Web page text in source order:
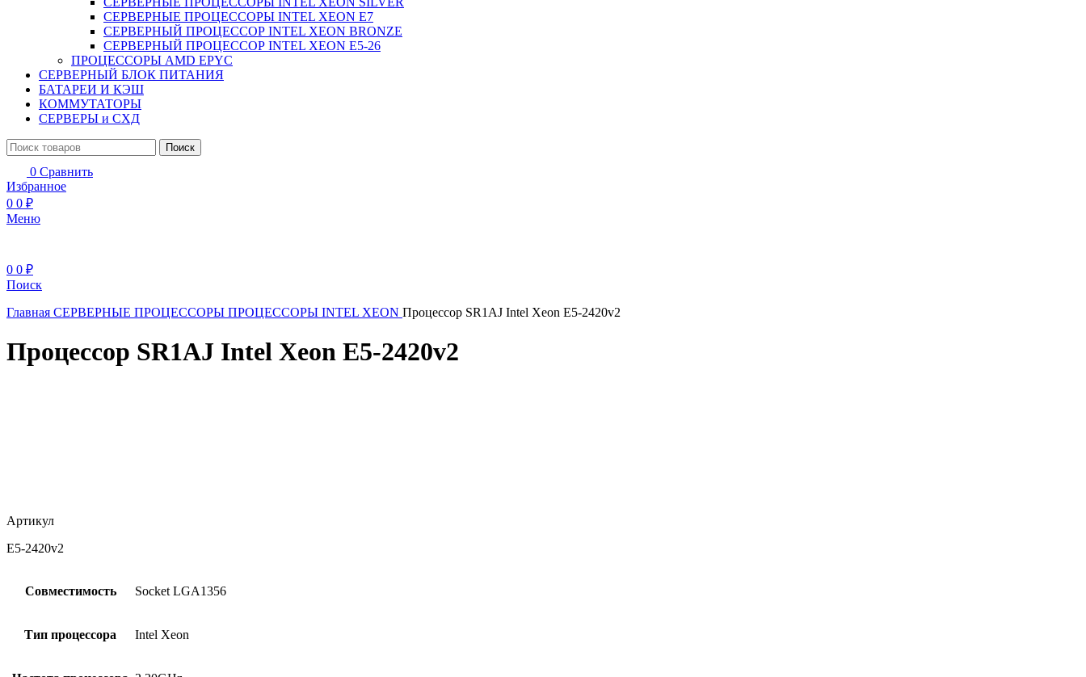
СЕРВЕРНЫЕ ПРОЦЕССОРЫ INTEL XEON Е7
СЕРВЕРНЫЙ ПРОЦЕССОР INTEL XEON BRONZE
СЕРВЕРНЫЙ ПРОЦЕССОР INTEL XEON Е5-26
ПРОЦЕССОРЫ AMD EPYC
СЕРВЕРНЫЙ БЛОК ПИТАНИЯ
БАТАРЕИ И КЭШ
КОММУТАТОРЫ
СЕРВЕРЫ и СХД
Поиск
0 Сравнить
Избранное
0 0 ₽
Меню
0 0 ₽
Поиск
Главная СЕРВЕРНЫЕ ПРОЦЕССОРЫ ПРОЦЕССОРЫ INTEL XEON Процессор SR1AJ Intel Xeon E5-2420v2
Процессор SR1AJ Intel Xeon E5-2420v2
Артикул
E5-2420v2
Совместимость Socket LGA1356
Тип процессора Intel Xeon